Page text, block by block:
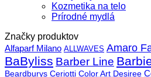
Kozmetika na telo
Prírodné mydlá
Značky produktov
Alfaparf Milano ALLWAVES Amaro
BaByliss Barber Line
Beardburys Ceriotti Color Art Desiree